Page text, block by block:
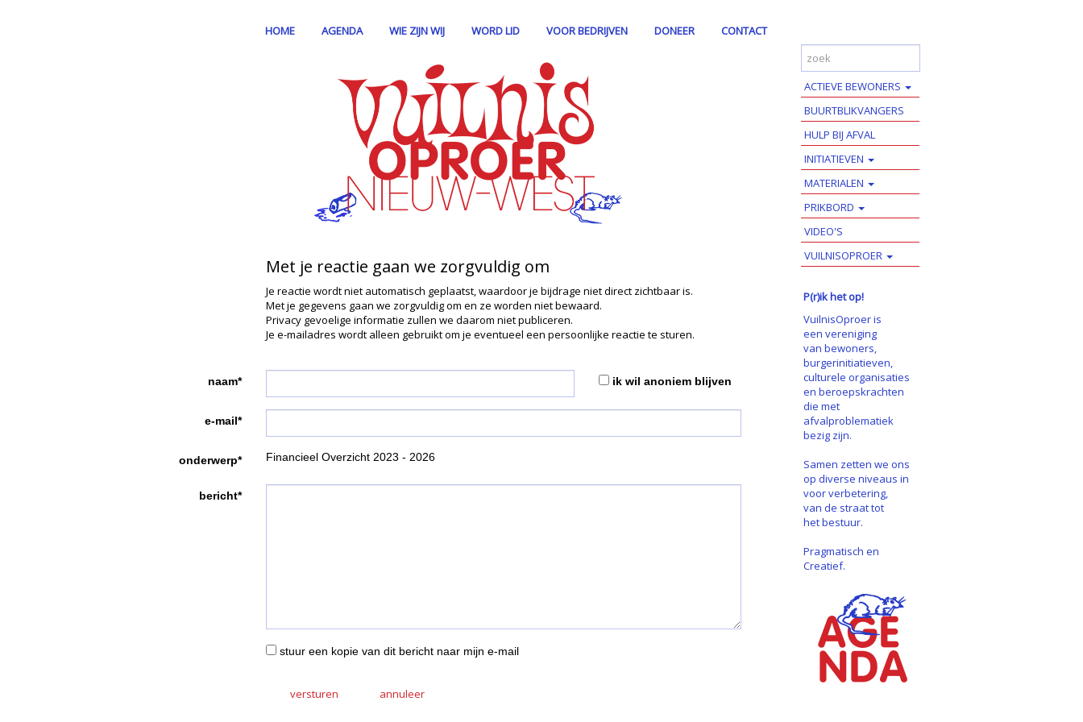
HOME AGENDA WIE ZIJN WIJ WORD LID VOOR BEDRIJVEN DONEER CONTACT
Met je reactie gaan we zorgvuldig om
Je reactie wordt niet automatisch geplaatst, waardoor je bijdrage niet direct zichtbaar is.
Met je gegevens gaan we zorgvuldig om en ze worden niet bewaard.
Privacy gevoelige informatie zullen we daarom niet publiceren.
Je e-mailadres wordt alleen gebruikt om je eventueel een persoonlijke reactie te sturen.
naam* ik wil anoniem blijven
e-mail*
onderwerp* Financieel Overzicht 2023 - 2026
bericht*
stuur een kopie van dit bericht naar mijn e-mail
versturen
ACTIEVE BEWONERS
BUURTBLIKVANGERS
HULP BIJ AFVAL
INITIATIEVEN
MATERIALEN
PRIKBORD
VIDEO'S
VUILNISOPROER
P(r)ik het op!
VuilnisOproer is
een vereniging
van bewoners,
burgerinitiatieven,
culturele organisaties
en beroepskrachten
die met
afvalproblematiek
bezig zijn.
Samen zetten we ons
op diverse niveaus in
voor verbetering,
van de straat tot
het bestuur.
Pragmatisch en
Creatief.